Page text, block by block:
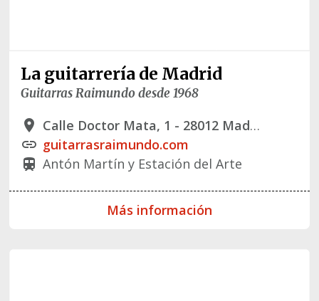
La guitarrería de Madrid
Guitarras Raimundo desde 1968
place
Calle Doctor Mata, 1 - 28012 Madrid
link guitarrasraimundo.com
train Antón Martín y Estación del Arte
Más información